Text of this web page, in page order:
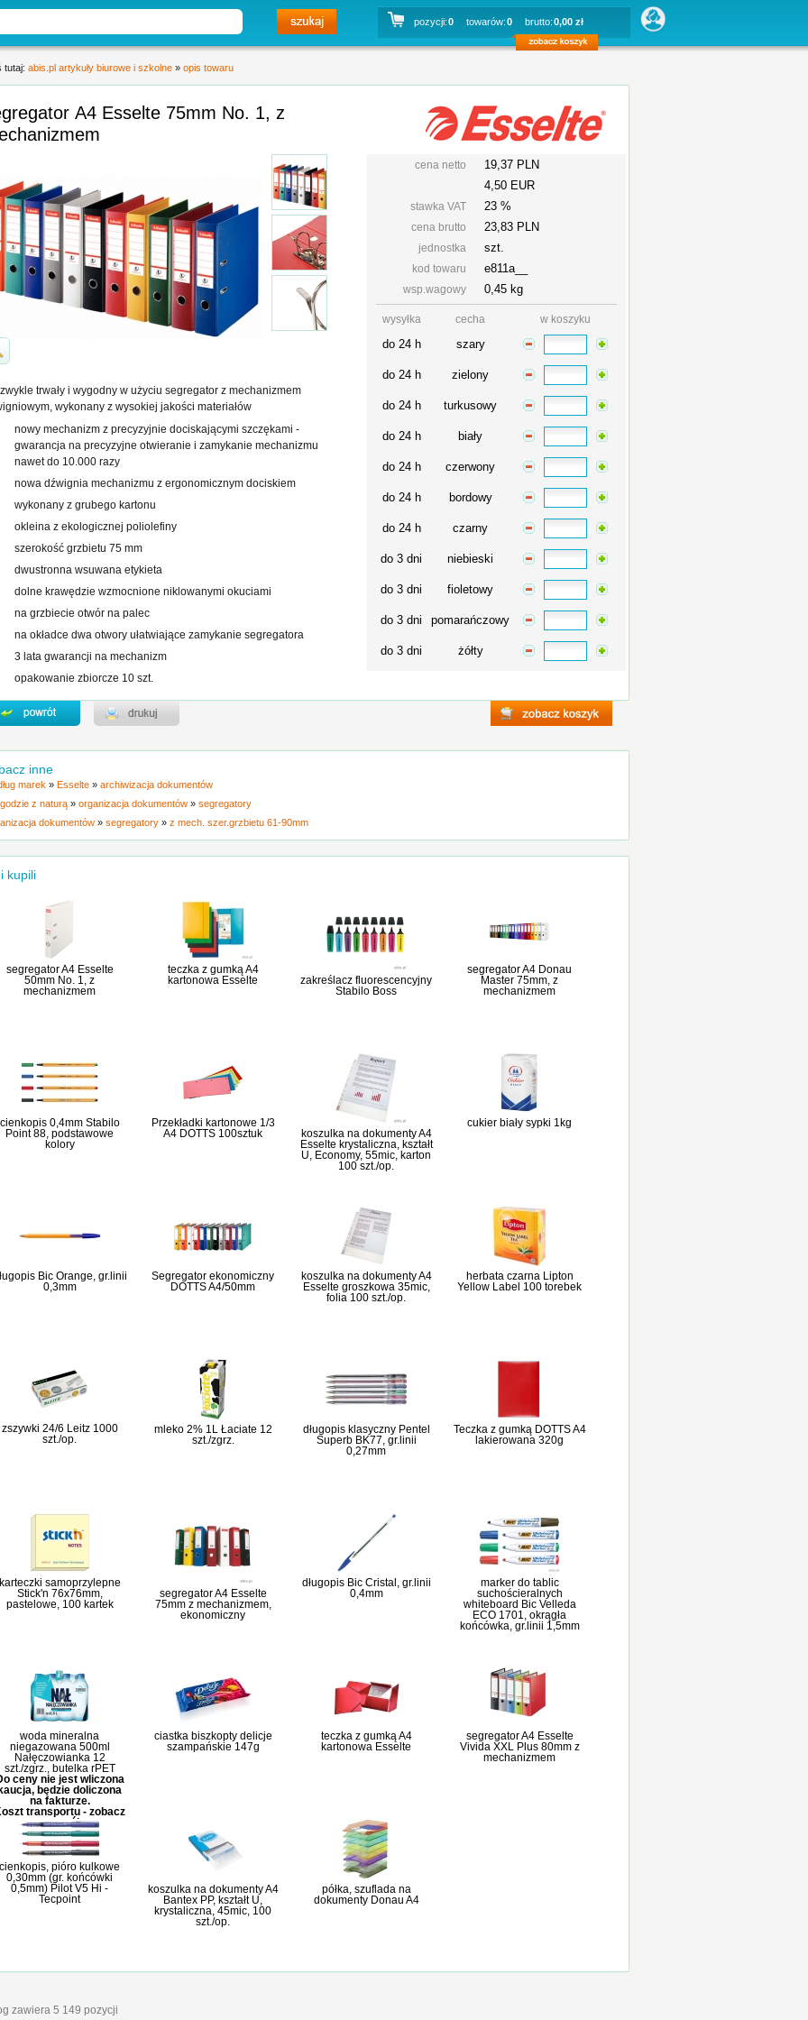
pozycji:0 towarów:0 brutto:0,00 zł
tutaj: abis.pl artykuły biurowe i szkolne » opis towaru
A4 Esselte 75mm No. 1, z
cena netto
19,37 PLN
4,50 EUR
stawka VAT 23 %
cena brutto 23,83 PLN
jednostka szt.
kod towaru e811a__
wsp.wagowy 0,45 kg
wysyłka cecha w koszyku
do 24 h szary
do 24 h zielony
do 24 h turkusowy
do 24 h biały
do 24 h czerwony
do 24 h bordowy
do 24 h czarny
do 3 dni niebieski
do 3 dni fioletowy
do 3 dni pomarańczowy
do 3 dni żółty
trwały i wygodny w użyciu segregator z mechanizmem
wykonany z wysokiej jakości materiałów
nowy mechanizm z precyzyjnie dociskającymi szczękami -
gwarancja na precyzyjne otwieranie i zamykanie mechanizmu
nawet do 10.000 razy
nowa dźwignia mechanizmu z ergonomicznym dociskiem
wykonany z grubego kartonu
okleina z ekologicznej poliolefiny
szerokość grzbietu 75 mm
dwustronna wsuwana etykieta
dolne krawędzie wzmocnione niklowanymi okuciami
na grzbiecie otwór na palec
na okładce dwa otwory ułatwiające zamykanie segregatora
3 lata gwarancji na mechanizm
opakowanie zbiorcze 10 szt.
inne
marek » Esselte » archiwizacja dokumentów
z naturą » organizacja dokumentów » segregatory
dokumentów » segregatory » z mech. szer.grzbietu 61-90mm
kupili
segregator A4 Esselte
50mm No. 1, z
mechanizmem
teczka z gumką A4
kartonowa Esselte
zakreślacz fluorescencyjny
Stabilo Boss
segregator A4 Donau
Master 75mm, z
mechanizmem
cienkopis 0,4mm Stabilo
Point 88, podstawowe
kolory
Przekładki kartonowe 1/3
A4 DOTTS 100sztuk
koszulka na dokumenty A4
Esselte krystaliczna, kształt
U, Economy, 55mic, karton
100 szt./op.
cukier biały sypki 1kg
Bic Orange, gr.linii
0,3mm
Segregator ekonomiczny
DOTTS A4/50mm
koszulka na dokumenty A4
Esselte groszkowa 35mic,
folia 100 szt./op.
herbata czarna Lipton
Yellow Label 100 torebek
zszywki 24/6 Leitz 1000
szt./op.
mleko 2% 1L Łaciate 12
szt./zgrz.
długopis klasyczny Pentel
Superb BK77, gr.linii
0,27mm
Teczka z gumką DOTTS A4
lakierowana 320g
samoprzylepne
Stick'n 76x76mm,
pastelowe, 100 kartek
segregator A4 Esselte
75mm z mechanizmem,
ekonomiczny
długopis Bic Cristal, gr.linii
0,4mm
marker do tablic
suchościeralnych
whiteboard Bic Velleda
ECO 1701, okrągła
końcówka, gr.linii 1,5mm
woda mineralna
niegazowana 500ml
Nałęczowianka 12
szt./zgrz., butelka rPET
ceny nie jest wliczona
będzie doliczona
na fakturze.
transportu - zobacz
szczegóły
ciastka biszkopty delicje
szampańskie 147g
teczka z gumką A4
kartonowa Esselte
segregator A4 Esselte
Vivida XXL Plus 80mm z
mechanizmem
cienkopis, pióro kulkowe
0,30mm (gr. końcówki
0,5mm) Pilot V5 Hi -
Tecpoint
koszulka na dokumenty A4
Bantex PP, kształt U,
krystaliczna, 45mic, 100
szt./op.
półka, szuflada na
dokumenty Donau A4
zawiera 5 149 pozycji